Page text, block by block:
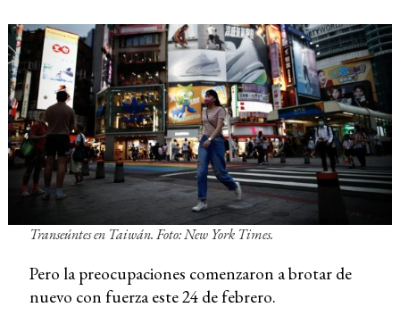
Transeúntes en Taiwán. Foto: New York Times.
Pero la preocupaciones comenzaron a brotar de
nuevo con fuerza este 24 de febrero.